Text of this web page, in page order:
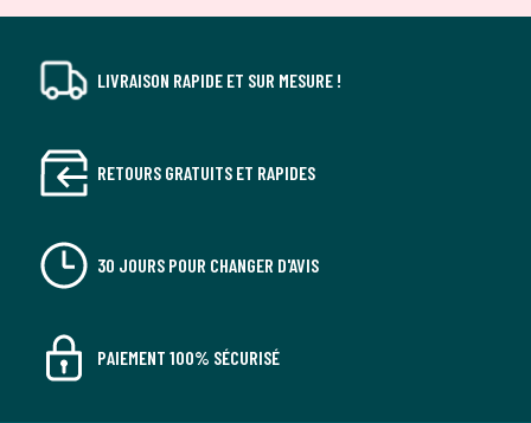
LIVRAISON RAPIDE ET SUR MESURE !
RETOURS GRATUITS ET RAPIDES
30 JOURS POUR CHANGER D'AVIS
PAIEMENT 100% SÉCURISÉ